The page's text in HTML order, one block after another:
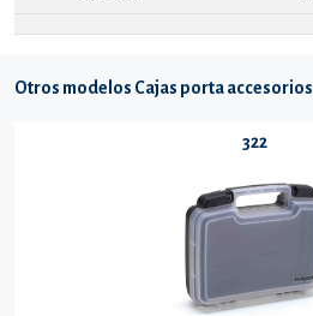
Otros modelos Cajas porta accesorios
322